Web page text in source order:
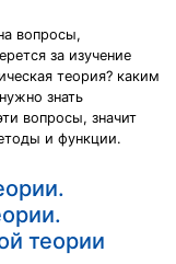
вопросы,
за изучение
теория? каким
знать
вопросы, значит
и функции.
теории